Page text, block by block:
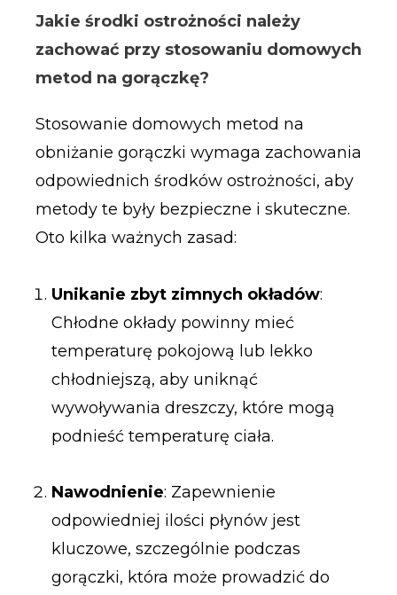
Jakie środki ostrożności należy
zachować przy stosowaniu domowych
metod na gorączkę?
Stosowanie domowych metod na
obniżanie gorączki wymaga zachowania
odpowiednich środków ostrożności, aby
metody te były bezpieczne i skuteczne.
Oto kilka ważnych zasad:
Unikanie zbyt zimnych okładów:
Chłodne okłady powinny mieć
temperaturę pokojową lub lekko
chłodniejszą, aby uniknąć
wywoływania dreszczy, które mogą
podnieść temperaturę ciała.
Nawodnienie: Zapewnienie
odpowiedniej ilości płynów jest
kluczowe, szczególnie podczas
gorączki, która może prowadzić do